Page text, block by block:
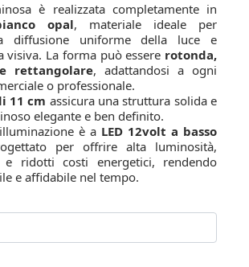
è realizzata completamente in
opal, materiale ideale per
diffusione uniforme della luce e
visiva. La forma può essere rotonda,
rettangolare, adattandosi a ogni
o professionale.
11 cm assicura una struttura solida e
elegante e ben definito.
è a LED 12volt a basso
per offrire alta luminosità,
e ridotti costi energetici, rendendo
e affidabile nel tempo.